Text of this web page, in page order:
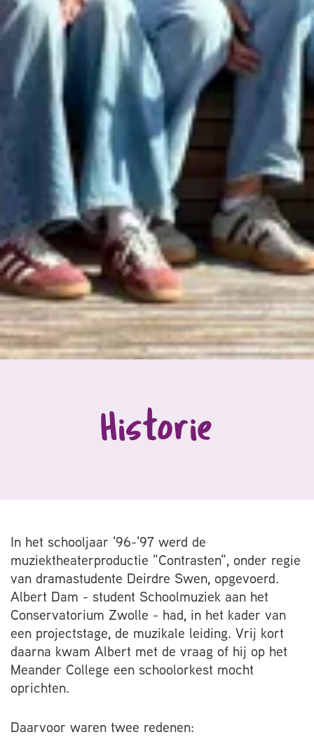
Historie
In het schooljaar '96-'97 werd de
muziektheaterproductie "Contrasten", onder regie
van dramastudente Deirdre Swen, opgevoerd.
Albert Dam - student Schoolmuziek aan het
Conservatorium Zwolle - had, in het kader van
een projectstage, de muzikale leiding. Vrij kort
daarna kwam Albert met de vraag of hij op het
Meander College een schoolorkest mocht
oprichten.
Daarvoor waren twee redenen: